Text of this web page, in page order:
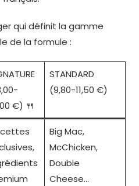
qui définit la gamme
de la formule :
€) 🍴
STANDARD
(9,80-11,50 €)
Big Mac,
McChicken,
Double
Cheese…